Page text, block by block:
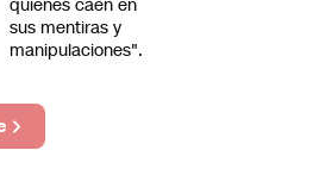
quienes caen en
sus mentiras y
manipulaciones".